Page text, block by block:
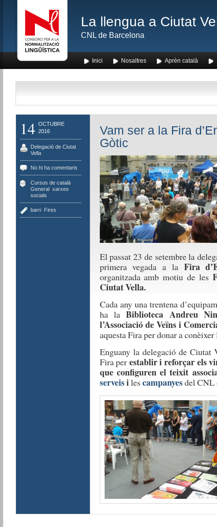
La llengua a Ciutat
CNL de Barcelona
Inici Nosaltres Aprèn català
14 OCTUBRE
2016
Delegació de Ciutat
Vella
No hi ha comentaris
Cursos de català,
General, xarxes
socials
barri, Fires
Vam ser a la Fira
Gòtic
El passat 23 de setembre la
primera vegada a la Fira
organitzada amb motiu de les
Ciutat Vella.
Cada any una trentena
ha laBiblioteca Andreu
l’Associació de Veïns i
aquesta Fira per donar a
Enguany la delegació de Ciutat
Fira per establir i reforçar els
que configuren el teixit
serveisilescampanyesdel CNL